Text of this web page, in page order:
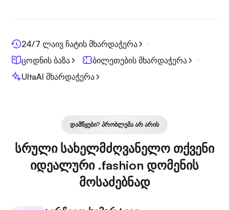
24/7 ლაივ ჩატის მხარდაჭერა
ცოდნის ბაზა
ბილეთების მხარდაჭერა
UltaAI მხარდაჭერა
ᲓᲐᲛᲬᲧᲔᲑᲘ? ᲞᲠᲝᲑᲚᲔᲛᲐ ᲐᲠ ᲐᲠᲘᲡ
სრული სახელმძღვანელო თქვენი
იდეალური .fashion დომენის
მოსაძებნად